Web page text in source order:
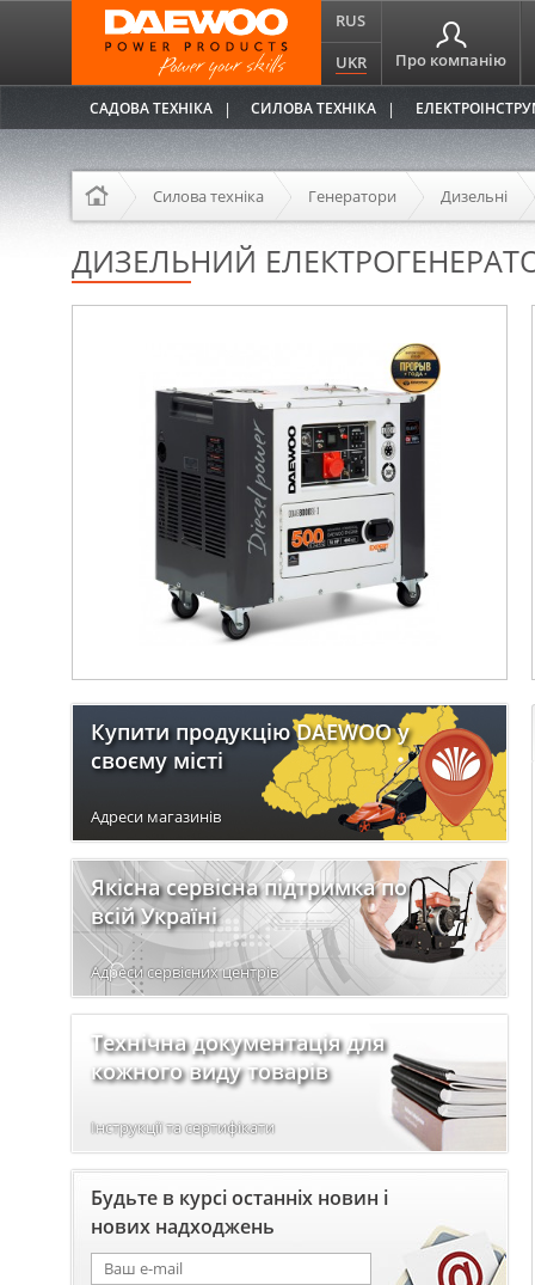
RUS
UKR
Про компанію
САДОВА ТЕХНІКА СИЛОВА ТЕХНІКА
Силова техніка Генератори Дизельні
ДИЗЕЛЬНИЙ
Купити продукцію DAEWOO у
своєму місті
Адреси магазинів
Якісна сервісна підтримка по
всій Україні
Адреси сервісних центрів
Технічна документація для
кожного виду товарів
Інструкції та сертифікати
Будьте в курсі останніх новин і
нових надходжень